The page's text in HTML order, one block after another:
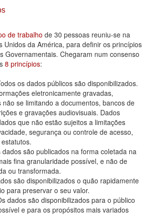
de trabalho de 30 pessoas reuniu-se na
Unidos da América, para definir os princípios
Governamentais. Chegaram num consenso
8 princípios:
os dados públicos são disponibilizados.
eletronicamente gravadas,
não se limitando a documentos, bancos de
e gravações audiovisuais. Dados
que não estão sujeitos a limitações
segurança ou controle de acesso,
dados são publicados na forma coletada na
fina granularidade possível, e não de
ou transformada.
são disponibilizados o quão rapidamente
para preservar o seu valor.
dados são disponibilizados para o público
e para os propósitos mais variados